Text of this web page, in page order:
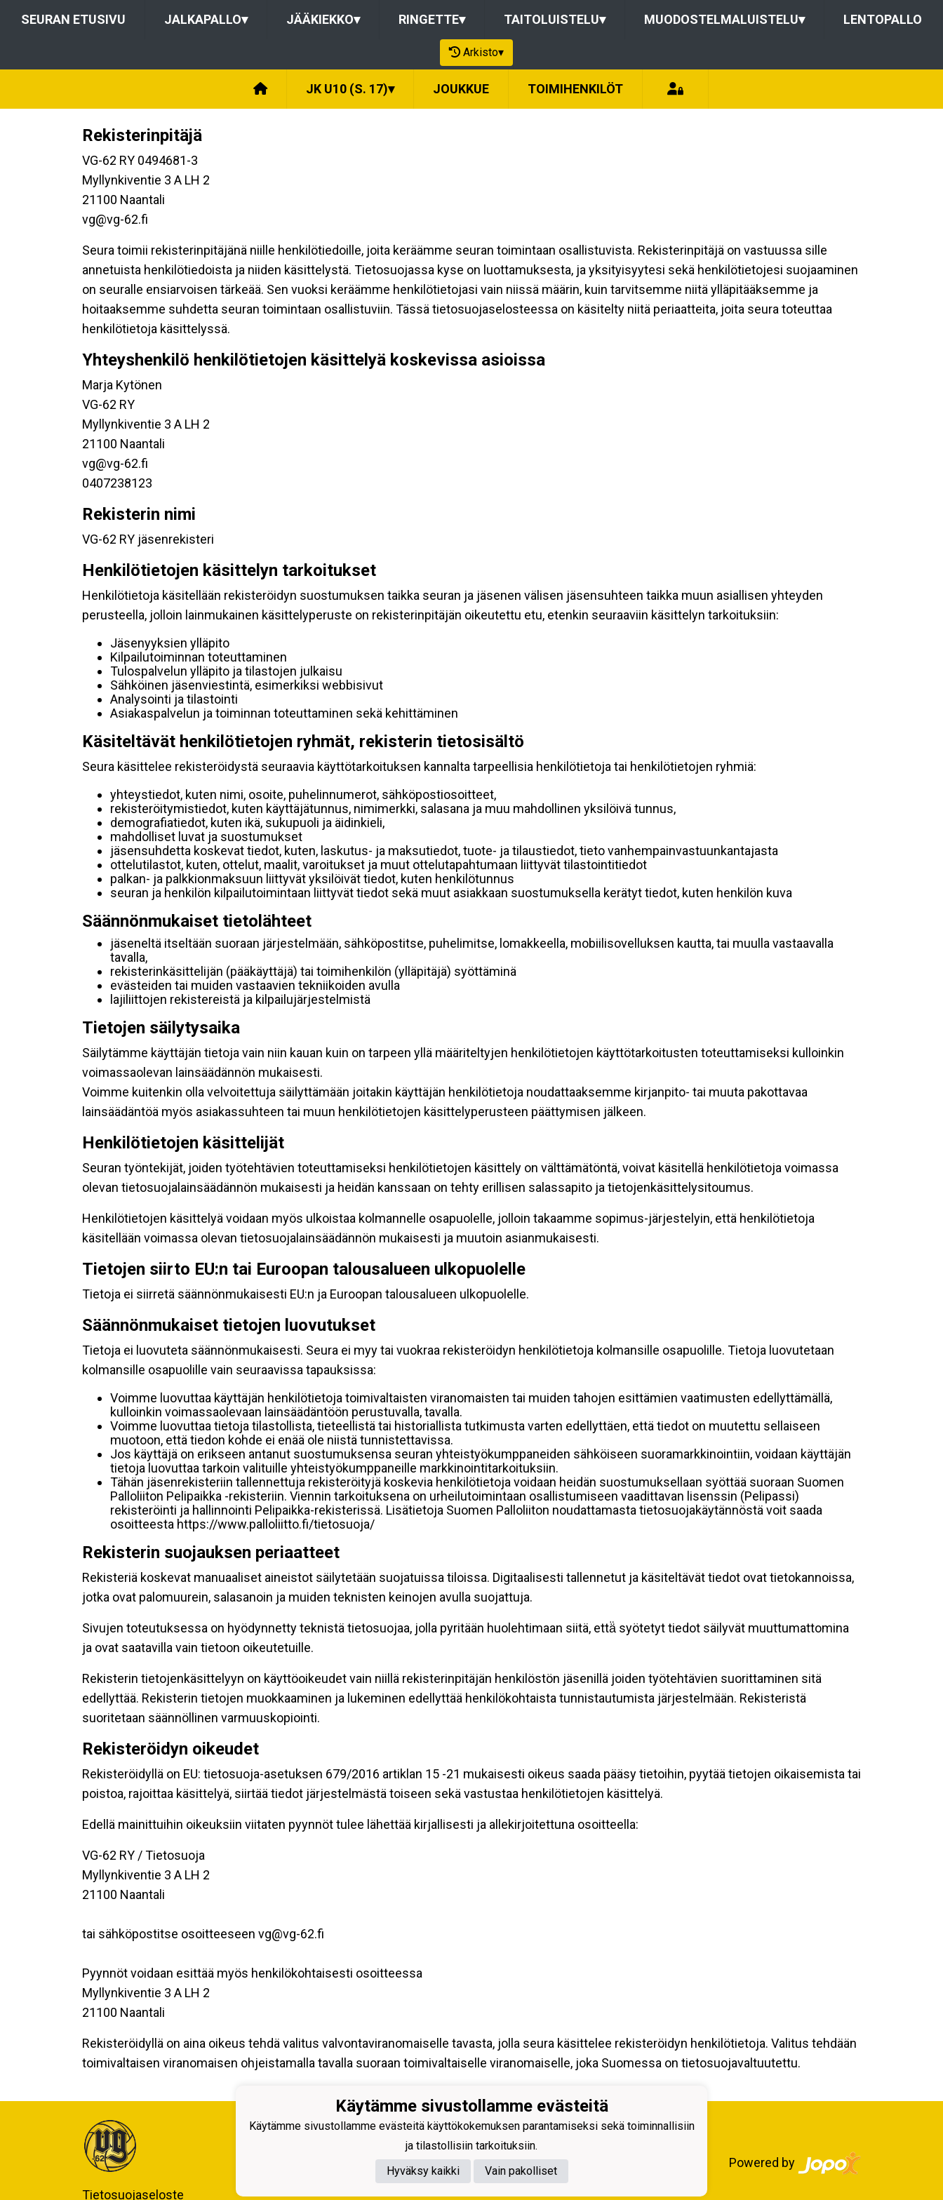
SEURAN ETUSIVU JALKAPALLO▾ JÄÄKIEKKO▾ RINGETTE▾ TAITOLUISTELU▾ MUODOSTELMALUISTELU▾ LENTOPALLO
Arkisto▾
JK U10 (S. 17)▾ JOUKKUE TOIMIHENKILÖT
Rekisterinpitäjä
VG-62 RY 0494681-3
Myllynkiventie 3 A LH 2
21100 Naantali
vg@vg-62.fi
Seura toimii rekisterinpitäjänä niille henkilötiedoille, joita keräämme seuran toimintaan osallistuvista. Rekisterinpitäjä on vastuussa sille
annetuista henkilötiedoista ja niiden käsittelystä. Tietosuojassa kyse on luottamuksesta, ja yksityisyytesi sekä henkilötietojesi suojaaminen
on seuralle ensiarvoisen tärkeää. Sen vuoksi keräämme henkilötietojasi vain niissä määrin, kuin tarvitsemme niitä ylläpitääksemme ja
hoitaaksemme suhdetta seuran toimintaan osallistuviin. Tässä tietosuojaselosteessa on käsitelty niitä periaatteita, joita seura toteuttaa
henkilötietoja käsittelyssä.
Yhteyshenkilö henkilötietojen käsittelyä koskevissa asioissa
Marja Kytönen
VG-62 RY
Myllynkiventie 3 A LH 2
21100 Naantali
vg@vg-62.fi
0407238123
Rekisterin nimi
VG-62 RY jäsenrekisteri
Henkilötietojen käsittelyn tarkoitukset
Henkilötietoja käsitellään rekisteröidyn suostumuksen taikka seuran ja jäsenen välisen jäsensuhteen taikka muun asiallisen yhteyden
perusteella, jolloin lainmukainen käsittelyperuste on rekisterinpitäjän oikeutettu etu, etenkin seuraaviin käsittelyn tarkoituksiin:
Jäsenyyksien ylläpito
Kilpailutoiminnan toteuttaminen
Tulospalvelun ylläpito ja tilastojen julkaisu
Sähköinen jäsenviestintä, esimerkiksi webbisivut
Analysointi ja tilastointi
Asiakaspalvelun ja toiminnan toteuttaminen sekä kehittäminen
Käsiteltävät henkilötietojen ryhmät, rekisterin tietosisältö
Seura käsittelee rekisteröidystä seuraavia käyttötarkoituksen kannalta tarpeellisia henkilötietoja tai henkilötietojen ryhmiä:
yhteystiedot, kuten nimi, osoite, puhelinnumerot, sähköpostiosoitteet,
rekisteröitymistiedot, kuten käyttäjätunnus, nimimerkki, salasana ja muu mahdollinen yksilöivä tunnus,
demografiatiedot, kuten ikä, sukupuoli ja äidinkieli,
mahdolliset luvat ja suostumukset
jäsensuhdetta koskevat tiedot, kuten, laskutus- ja maksutiedot, tuote- ja tilaustiedot, tieto vanhempainvastuunkantajasta
ottelutilastot, kuten, ottelut, maalit, varoitukset ja muut ottelutapahtumaan liittyvät tilastointitiedot
palkan- ja palkkionmaksuun liittyvät yksilöivät tiedot, kuten henkilötunnus
seuran ja henkilön kilpailutoimintaan liittyvät tiedot sekä muut asiakkaan suostumuksella kerätyt tiedot, kuten henkilön kuva
Säännönmukaiset tietolähteet
jäseneltä itseltään suoraan järjestelmään, sähköpostitse, puhelimitse, lomakkeella, mobiilisovelluksen kautta, tai muulla vastaavalla
tavalla,
rekisterinkäsittelijän (pääkäyttäjä) tai toimihenkilön (ylläpitäjä) syöttäminä
evästeiden tai muiden vastaavien tekniikoiden avulla
lajiliittojen rekistereistä ja kilpailujärjestelmistä
Tietojen säilytysaika
Säilytämme käyttäjän tietoja vain niin kauan kuin on tarpeen yllä määriteltyjen henkilötietojen käyttötarkoitusten toteuttamiseksi kulloinkin
voimassaolevan lainsäädännön mukaisesti.
Voimme kuitenkin olla velvoitettuja säilyttämään joitakin käyttäjän henkilötietoja noudattaaksemme kirjanpito- tai muuta pakottavaa
lainsäädäntöä myös asiakassuhteen tai muun henkilötietojen käsittelyperusteen päättymisen jälkeen.
Henkilötietojen käsittelijät
Seuran työntekijät, joiden työtehtävien toteuttamiseksi henkilötietojen käsittely on välttämätöntä, voivat käsitellä henkilötietoja voimassa
olevan tietosuojalainsäädännön mukaisesti ja heidän kanssaan on tehty erillisen salassapito ja tietojenkäsittelysitoumus.
Henkilötietojen käsittelyä voidaan myös ulkoistaa kolmannelle osapuolelle, jolloin takaamme sopimus-järjestelyin, että henkilötietoja
käsitellään voimassa olevan tietosuojalainsäädännön mukaisesti ja muutoin asianmukaisesti.
Tietojen siirto EU:n tai Euroopan talousalueen ulkopuolelle
Tietoja ei siirretä säännönmukaisesti EU:n ja Euroopan talousalueen ulkopuolelle.
Säännönmukaiset tietojen luovutukset
Tietoja ei luovuteta säännönmukaisesti. Seura ei myy tai vuokraa rekisteröidyn henkilötietoja kolmansille osapuolille. Tietoja luovutetaan
kolmansille osapuolille vain seuraavissa tapauksissa:
Voimme luovuttaa käyttäjän henkilötietoja toimivaltaisten viranomaisten tai muiden tahojen esittämien vaatimusten edellyttämällä,
kulloinkin voimassaolevaan lainsäädäntöön perustuvalla, tavalla.
Voimme luovuttaa tietoja tilastollista, tieteellistä tai historiallista tutkimusta varten edellyttäen, että tiedot on muutettu sellaiseen
muotoon, että tiedon kohde ei enää ole niistä tunnistettavissa.
Jos käyttäjä on erikseen antanut suostumuksensa seuran yhteistyökumppaneiden sähköiseen suoramarkkinointiin, voidaan käyttäjän
tietoja luovuttaa tarkoin valituille yhteistyökumppaneille markkinointitarkoituksiin.
Tähän jäsenrekisteriin tallennettuja rekisteröityjä koskevia henkilötietoja voidaan heidän suostumuksellaan syöttää suoraan Suomen
Palloliiton Pelipaikka -rekisteriin. Viennin tarkoituksena on urheilutoimintaan osallistumiseen vaadittavan lisenssin (Pelipassi)
rekisteröinti ja hallinnointi Pelipaikka-rekisterissä. Lisätietoja Suomen Palloliiton noudattamasta tietosuojakäytännöstä voit saada
osoitteesta https://www.palloliitto.fi/tietosuoja/
Rekisterin suojauksen periaatteet
Rekisteriä koskevat manuaaliset aineistot säilytetään suojatuissa tiloissa. Digitaalisesti tallennetut ja käsiteltävät tiedot ovat tietokannoissa,
jotka ovat palomuurein, salasanoin ja muiden teknisten keinojen avulla suojattuja.
Sivujen toteutuksessa on hyödynnetty teknistä tietosuojaa, jolla pyritään huolehtimaan siitä, että̈ syötetyt tiedot säilyvät muuttumattomina
ja ovat saatavilla vain tietoon oikeutetuille.
Rekisterin tietojenkäsittelyyn on käyttöoikeudet vain niillä rekisterinpitäjän henkilöstön jäsenillä joiden työtehtävien suorittaminen sitä
edellyttää. Rekisterin tietojen muokkaaminen ja lukeminen edellyttää henkilökohtaista tunnistautumista järjestelmään. Rekisteristä
suoritetaan säännöllinen varmuuskopiointi.
Rekisteröidyn oikeudet
Rekisteröidyllä on EU: tietosuoja-asetuksen 679/2016 artiklan 15 -21 mukaisesti oikeus saada pääsy tietoihin, pyytää tietojen oikaisemista tai
poistoa, rajoittaa käsittelyä, siirtää tiedot järjestelmästä toiseen sekä vastustaa henkilötietojen käsittelyä.
Edellä mainittuihin oikeuksiin viitaten pyynnöt tulee lähettää kirjallisesti ja allekirjoitettuna osoitteella:
VG-62 RY / Tietosuoja
Myllynkiventie 3 A LH 2
21100 Naantali
tai sähköpostitse osoitteeseen vg@vg-62.fi
Pyynnöt voidaan esittää myös henkilökohtaisesti osoitteessa
Myllynkiventie 3 A LH 2
21100 Naantali
Rekisteröidyllä on aina oikeus tehdä valitus valvontaviranomaiselle tavasta, jolla seura käsittelee rekisteröidyn henkilötietoja. Valitus tehdään
toimivaltaisen viranomaisen ohjeistamalla tavalla suoraan toimivaltaiselle viranomaiselle, joka Suomessa on tietosuojavaltuutettu.
Tietosuojaseloste
Powered by
Käytämme sivustollamme evästeitä
Käytämme sivustollamme evästeitä käyttökokemuksen parantamiseksi sekä toiminnallisiin
ja tilastollisiin tarkoituksiin.
Hyväksy kaikki
Vain pakolliset